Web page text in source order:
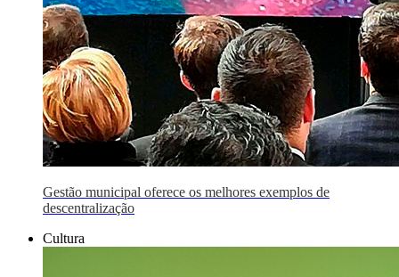
Gestão municipal oferece os melhores exemplos de
descentralização
Cultura